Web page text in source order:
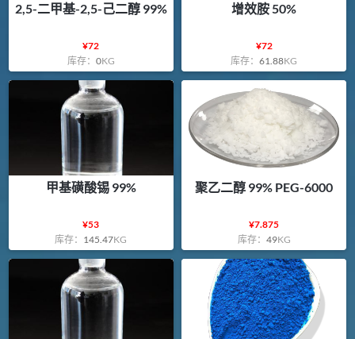
2,5-二甲基-2,5-己二醇 99%
¥72
库存： 0KG
增效胺 50%
¥72
库存：61.88KG
甲基磺酸锡 99%
¥53
库存： 145.47KG
聚乙二醇 99% PEG-6000
¥7.875
库存： 49KG